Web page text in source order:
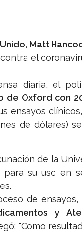
Matt
el
diaria, el
de Oxford con
ensayos
de dólares)
de la
su uso en
de ensayos,
y
"Como